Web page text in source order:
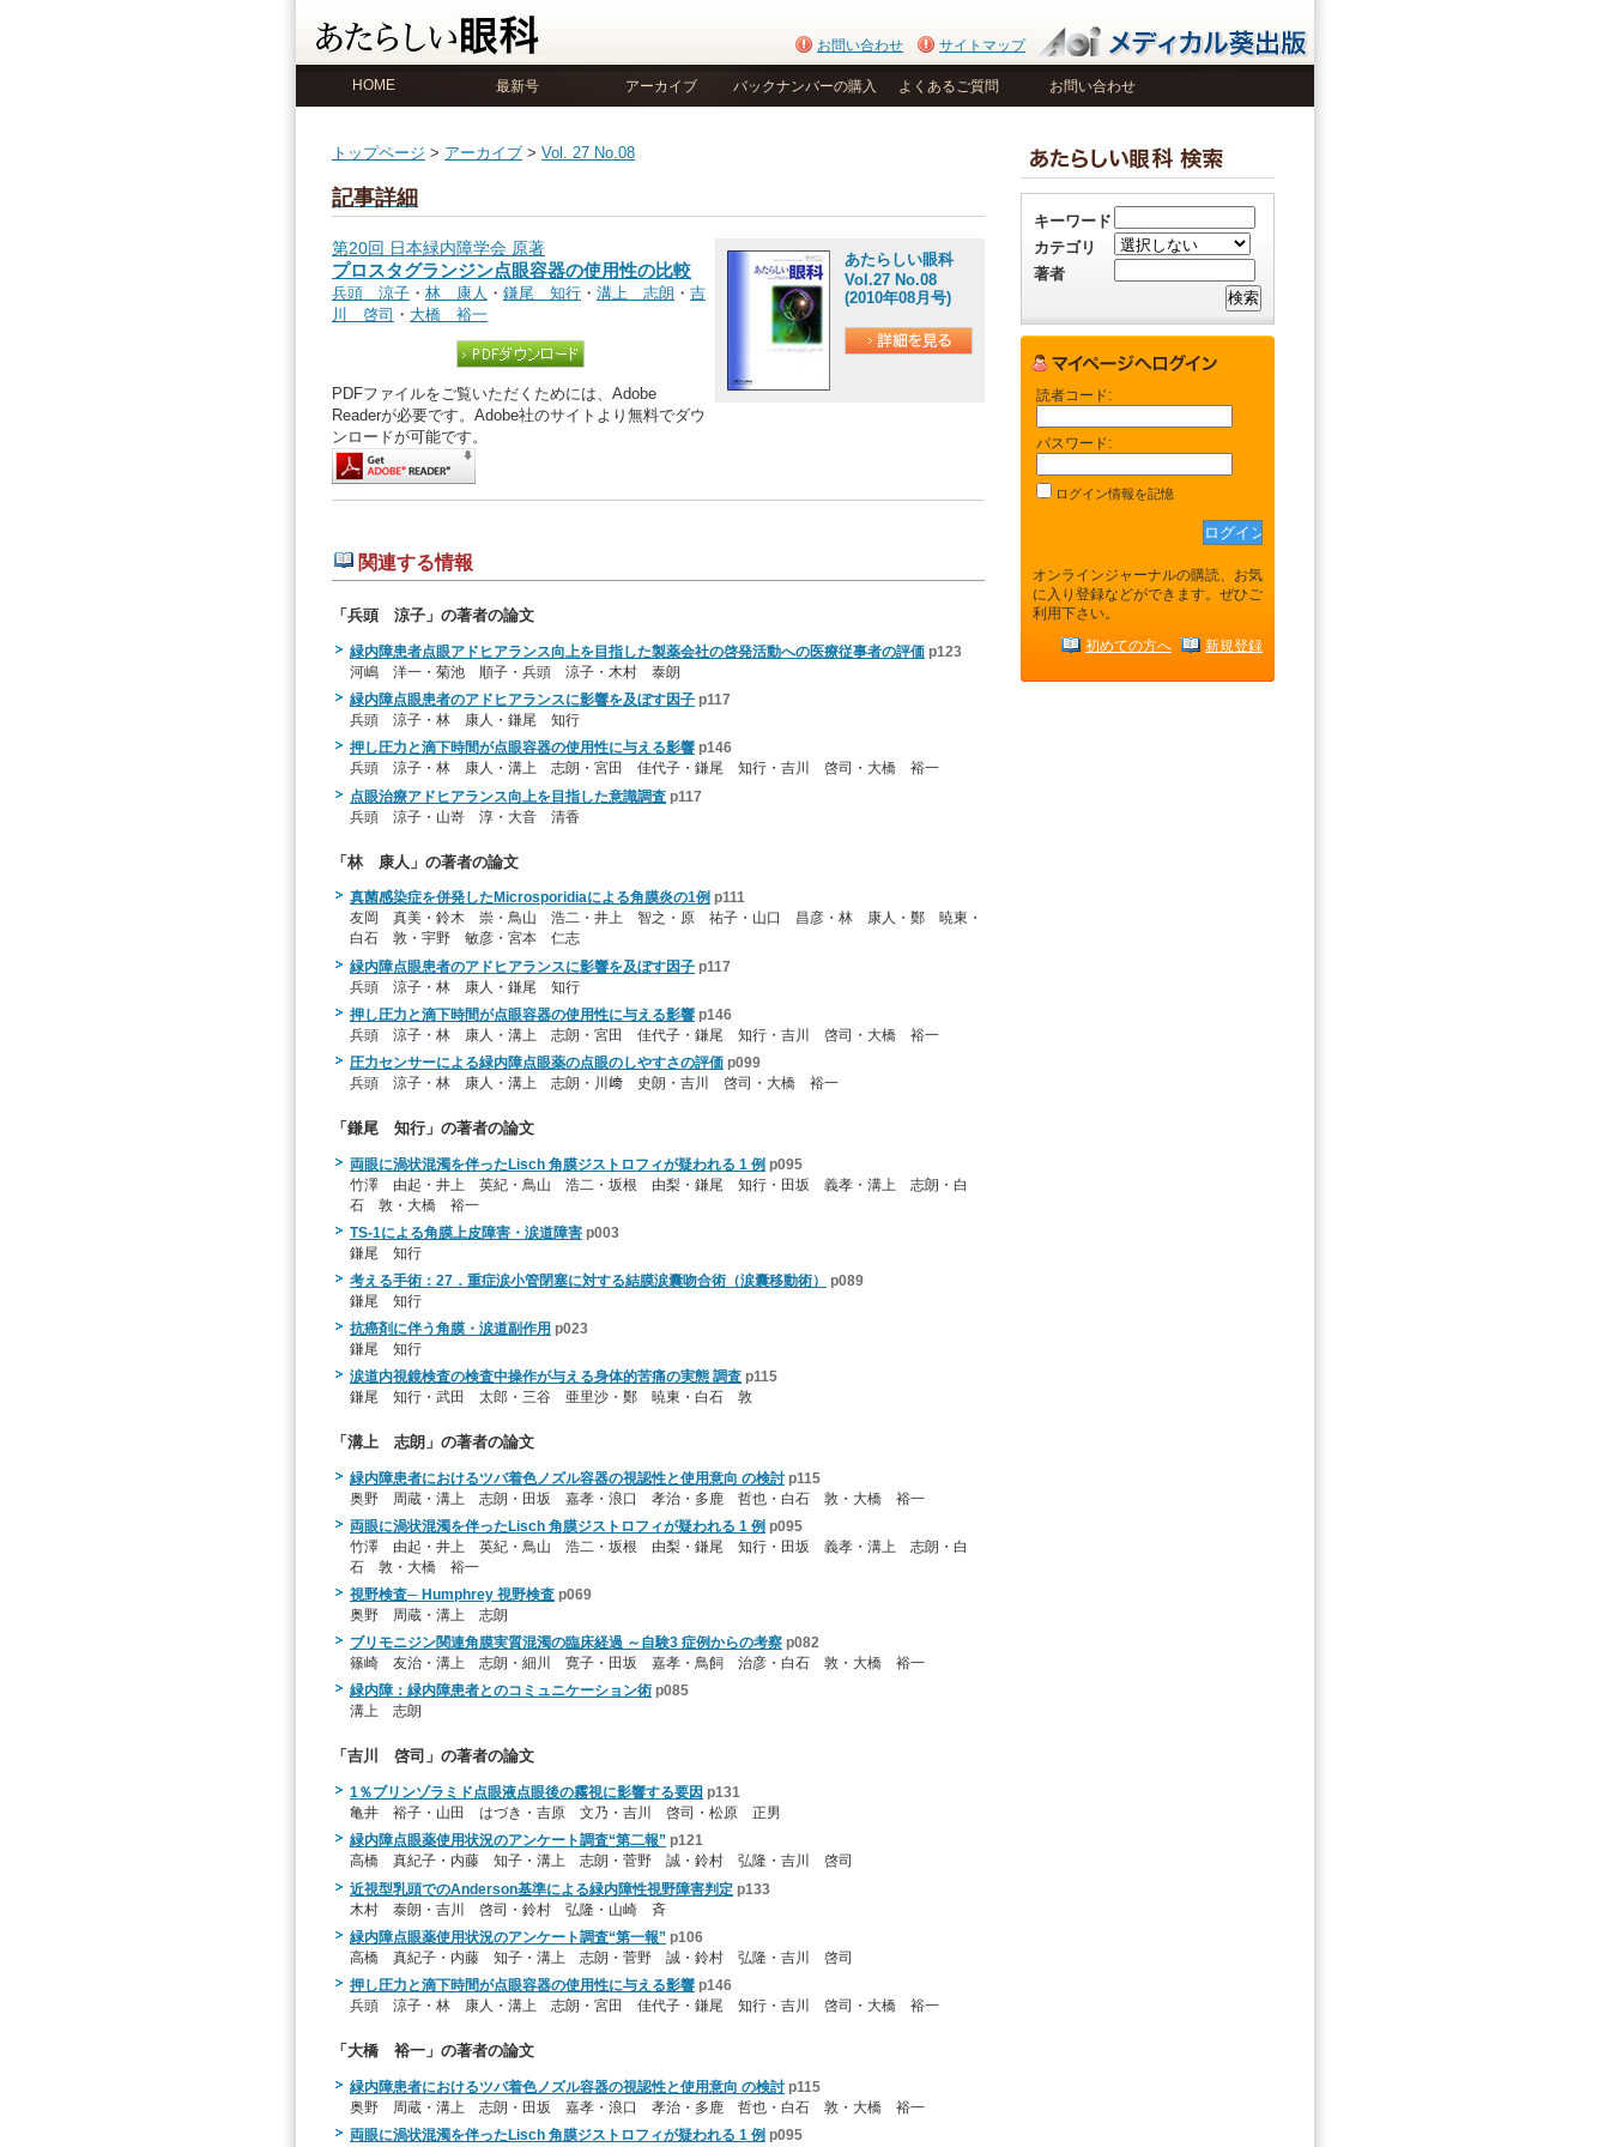
お問い合わせ サイトマップ
HOME 最新号 アーカイブ バックナンバーの購入 よくあるご質問 お問い合わせ
トップページ > アーカイブ > Vol. 27 No.08
記事詳細
あたらしい眼科
Vol.27 No.08
(2010年08月号)
第20回 日本緑内障学会 原著
プロスタグランジン点眼容器の使用性の比較
兵頭 涼子 ・ 林 康人 ・ 鎌尾 知行 ・ 溝上 志朗 ・ 吉
川 啓司 ・ 大橋 裕一
PDFファイルをご覧いただくためには、Adobe
Readerが必要です。Adobe社のサイトより無料でダウ
ンロードが可能です。
関連する情報
「兵頭 涼子」の著者の論文
緑内障患者点眼アドヒアランス向上を目指した製薬会社の啓発活動への医療従事者の評価 p123
河嶋 洋一・菊池 順子・兵頭 涼子・木村 泰朗
緑内障点眼患者のアドヒアランスに影響を及ぼす因子 p117
兵頭 涼子・林 康人・鎌尾 知行
押し圧力と滴下時間が点眼容器の使用性に与える影響 p146
兵頭 涼子・林 康人・溝上 志朗・宮田 佳代子・鎌尾 知行・吉川 啓司・大橋 裕一
点眼治療アドヒアランス向上を目指した意識調査 p117
兵頭 涼子・山嵜 淳・大音 清香
「林 康人」の著者の論文
真菌感染症を併発したMicrosporidiaによる角膜炎の1例 p111
友岡 真美・鈴木 崇・鳥山 浩二・井上 智之・原 祐子・山口 昌彦・林 康人・鄭 暁東・
白石 敦・宇野 敏彦・宮本 仁志
緑内障点眼患者のアドヒアランスに影響を及ぼす因子 p117
兵頭 涼子・林 康人・鎌尾 知行
押し圧力と滴下時間が点眼容器の使用性に与える影響 p146
兵頭 涼子・林 康人・溝上 志朗・宮田 佳代子・鎌尾 知行・吉川 啓司・大橋 裕一
圧力センサーによる緑内障点眼薬の点眼のしやすさの評価 p099
兵頭 涼子・林 康人・溝上 志朗・川﨑 史朗・吉川 啓司・大橋 裕一
「鎌尾 知行」の著者の論文
両眼に渦状混濁を伴ったLisch 角膜ジストロフィが疑われる 1 例 p095
竹澤 由起・井上 英紀・鳥山 浩二・坂根 由梨・鎌尾 知行・田坂 義孝・溝上 志朗・白
石 敦・大橋 裕一
TS-1による角膜上皮障害・涙道障害 p003
鎌尾 知行
考える手術：27．重症涙小管閉塞に対する結膜涙囊吻合術（涙囊移動術）
p089
鎌尾 知行
抗癌剤に伴う角膜・涙道副作用 p023
鎌尾 知行
涙道内視鏡検査の検査中操作が与える身体的苦痛の実態 調査 p115
鎌尾 知行・武田 太郎・三谷 亜里沙・鄭 暁東・白石 敦
「溝上 志朗」の著者の論文
緑内障患者におけるツバ着色ノズル容器の視認性と使用意向 の検討 p115
奥野 周蔵・溝上 志朗・田坂 嘉孝・浪口 孝治・多鹿 哲也・白石 敦・大橋 裕一
両眼に渦状混濁を伴ったLisch 角膜ジストロフィが疑われる 1 例 p095
竹澤 由起・井上 英紀・鳥山 浩二・坂根 由梨・鎌尾 知行・田坂 義孝・溝上 志朗・白
石 敦・大橋 裕一
視野検査─ Humphrey 視野検査 p069
奥野 周蔵・溝上 志朗
ブリモニジン関連角膜実質混濁の臨床経過 ～自験3 症例からの考察 p082
篠崎 友治・溝上 志朗・細川 寛子・田坂 嘉孝・鳥飼 治彦・白石 敦・大橋 裕一
緑内障：緑内障患者とのコミュニケーション術 p085
溝上 志朗
「吉川 啓司」の著者の論文
1％ブリンゾラミド点眼液点眼後の霧視に影響する要因 p131
亀井 裕子・山田 はづき・吉原 文乃・吉川 啓司・松原 正男
緑内障点眼薬使用状況のアンケート調査“第二報” p121
高橋 真紀子・内藤 知子・溝上 志朗・菅野 誠・鈴村 弘隆・吉川 啓司
近視型乳頭でのAnderson基準による緑内障性視野障害判定 p133
木村 泰朗・吉川 啓司・鈴村 弘隆・山崎 斉
緑内障点眼薬使用状況のアンケート調査“第一報” p106
高橋 真紀子・内藤 知子・溝上 志朗・菅野 誠・鈴村 弘隆・吉川 啓司
押し圧力と滴下時間が点眼容器の使用性に与える影響 p146
兵頭 涼子・林 康人・溝上 志朗・宮田 佳代子・鎌尾 知行・吉川 啓司・大橋 裕一
「大橋 裕一」の著者の論文
緑内障患者におけるツバ着色ノズル容器の視認性と使用意向 の検討 p115
奥野 周蔵・溝上 志朗・田坂 嘉孝・浪口 孝治・多鹿 哲也・白石 敦・大橋 裕一
両眼に渦状混濁を伴ったLisch 角膜ジストロフィが疑われる 1 例 p095
キーワード
カテゴリ
著者
読者コード:
パスワード:
ログイン情報を記憶
オンラインジャーナルの購読、お気
に入り登録などができます。ぜひご
利用下さい。
初めての方へ 新規登録